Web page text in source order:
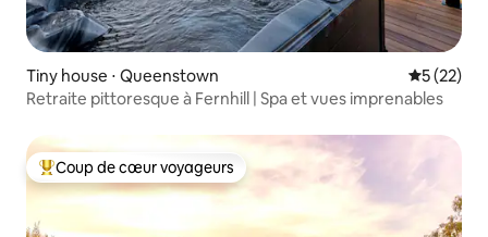
Tiny house ⋅ Queenstown
5 (22)
Retraite pittoresque à Fernhill | Spa et vues imprenables
Coups de cœur voyageurs les plus appréciés
Coup de cœur voyageurs